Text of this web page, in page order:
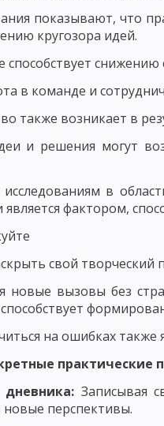
ОБРАЗОВАНИЕ КАК
УЧЕБНИК И РУКОВОДСТВО
ПРИЗНАКИ УЧЕБНОГО
ФОРМИРОВАНИЕ
ФУНКЦИЯ
КОНЦЕПЦИЯ ОБУЧЕНИЯ.
ОБУЧЕНИЕ
ОБУЧЕНИЯ
КОНЦЕПЦИИ ПЕДАГОГИКИ
ПРОЦЕССА
показывают, что
кругозора идей.
способствует
в команде и
также возникает в
и решения могут
исследованиям в
является фактором,
свой
новые вызовы без
на ошибках также
практические
Записывая
новые перспективы.